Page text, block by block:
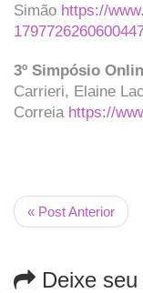
Simão https://
3º Simpósio
Carrieri, Elaine
Correia https://
« Post Anterior
Deixe